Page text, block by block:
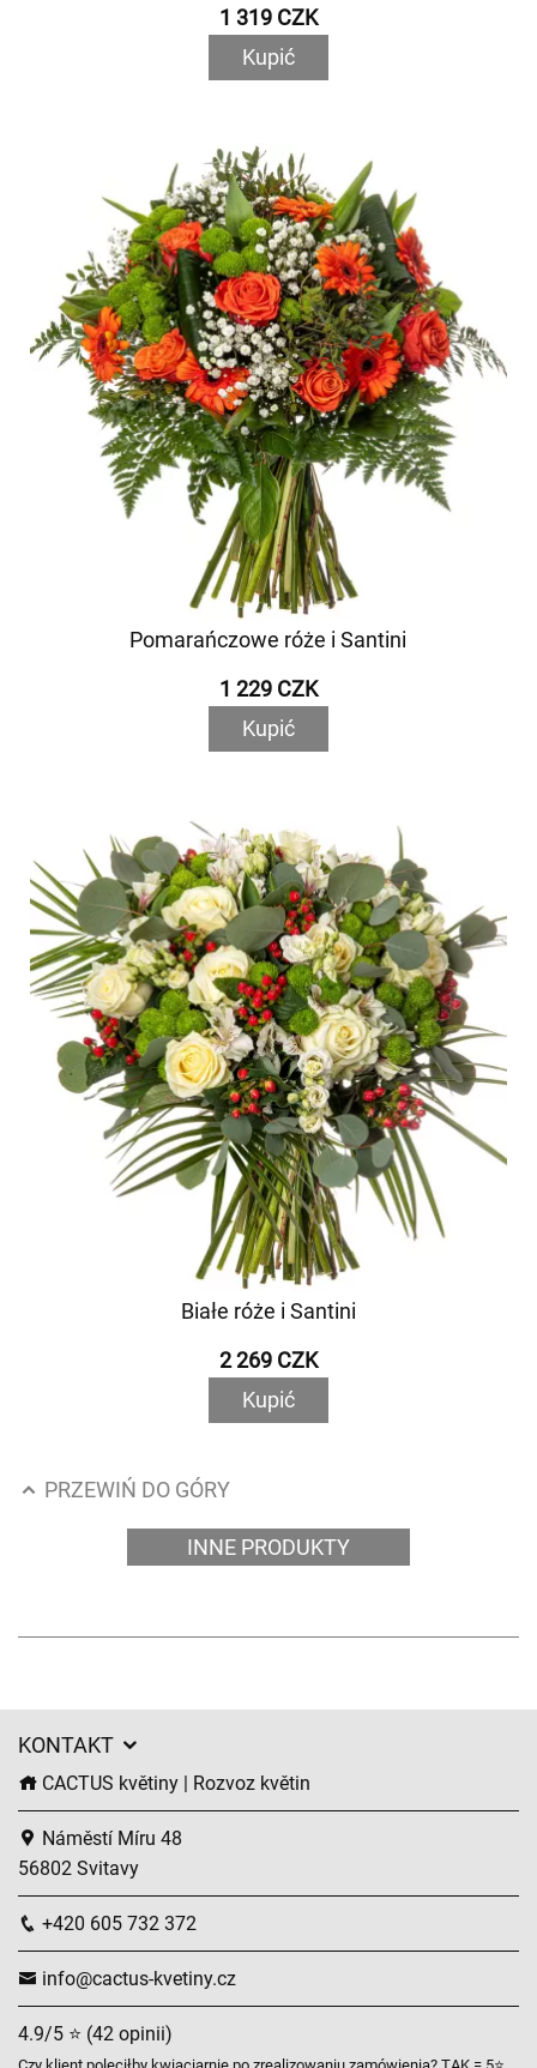
1 319 CZK
Kupić
Pomarańczowe róże i Santini
1 229 CZK
Kupić
Białe róże i Santini
2 269 CZK
Kupić
PRZEWIŃ DO GÓRY
INNE PRODUKTY
KONTAKT
CACTUS květiny | Rozvoz květin
Náměstí Míru 48
56802 Svitavy
+420 605 732 372
info@cactus-kvetiny.cz
4.9/5 ⭐ (42 opinii)